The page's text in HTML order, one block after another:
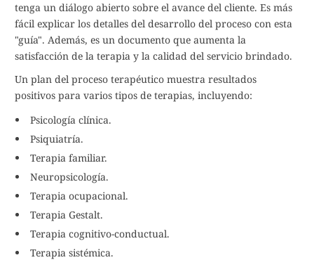
tenga un diálogo abierto sobre el avance del cliente. Es más
fácil explicar los detalles del desarrollo del proceso con esta
"guía". Además, es un documento que aumenta la
satisfacción de la terapia y la calidad del servicio brindado.
Un plan del proceso terapéutico muestra resultados
positivos para varios tipos de terapias, incluyendo:
Psicología clínica.
Psiquiatría.
Terapia familiar.
Neuropsicología.
Terapia ocupacional.
Terapia Gestalt.
Terapia cognitivo-conductual.
Terapia sistémica.